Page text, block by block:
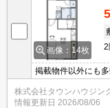
画像：14枚
2
掲載物件以外にも
見可能です！メー
ますとスムーズに御
株式会社タウンハウジン
情報更新日 2026/08/06